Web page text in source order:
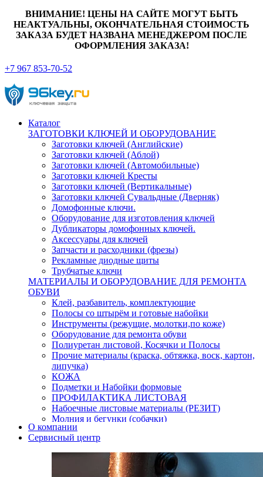
ВНИМАНИЕ! ЦЕНЫ НА САЙТЕ МОГУТ БЫТЬ
НЕАКТУАЛЬНЫ, ОКОНЧАТЕЛЬНАЯ СТОИМОСТЬ
ЗАКАЗА БУДЕТ НАЗВАНА МЕНЕДЖЕРОМ ПОСЛЕ
ОФОРМЛЕНИЯ ЗАКАЗА!
+7 967 853-70-52
Каталог
ЗАГОТОВКИ КЛЮЧЕЙ И ОБОРУДОВАНИЕ
Заготовки ключей (Английские)
Заготовки ключей (Аблой)
Заготовки ключей (Автомобильные)
Заготовки ключей Кресты
Заготовки ключей (Вертикальные)
Заготовки ключей Сувальдные (Дверняк)
Домофонные ключи.
Оборудование для изготовления ключей
Дубликаторы домофонных ключей.
Аксессуары для ключей
Запчасти и расходники (фрезы)
Рекламные диодные щиты
Трубчатые ключи
МАТЕРИАЛЫ И ОБОРУДОВАНИЕ ДЛЯ РЕМОНТА
ОБУВИ
Клей, разбавитель, комплектующие
Полосы со штырём и готовые набойки
Инструменты (режущие, молотки,по коже)
Оборудование для ремонта обуви
Полиуретан листовой, Косячки и Полосы
Прочие материалы (краска, обтяжка, воск, картон,
липучка)
КОЖА
Подметки и Набойки формовые
ПРОФИЛАКТИКА ЛИСТОВАЯ
Набоечные листовые материалы (РЕЗИТ)
Молния и бегунки (собачки)
Нитки,иглы-шило,крючки.
Уход и косметика для обуви
Кнопки (магнитые,кобурные)
Пряжки для ремня
О компании
Сервисный центр